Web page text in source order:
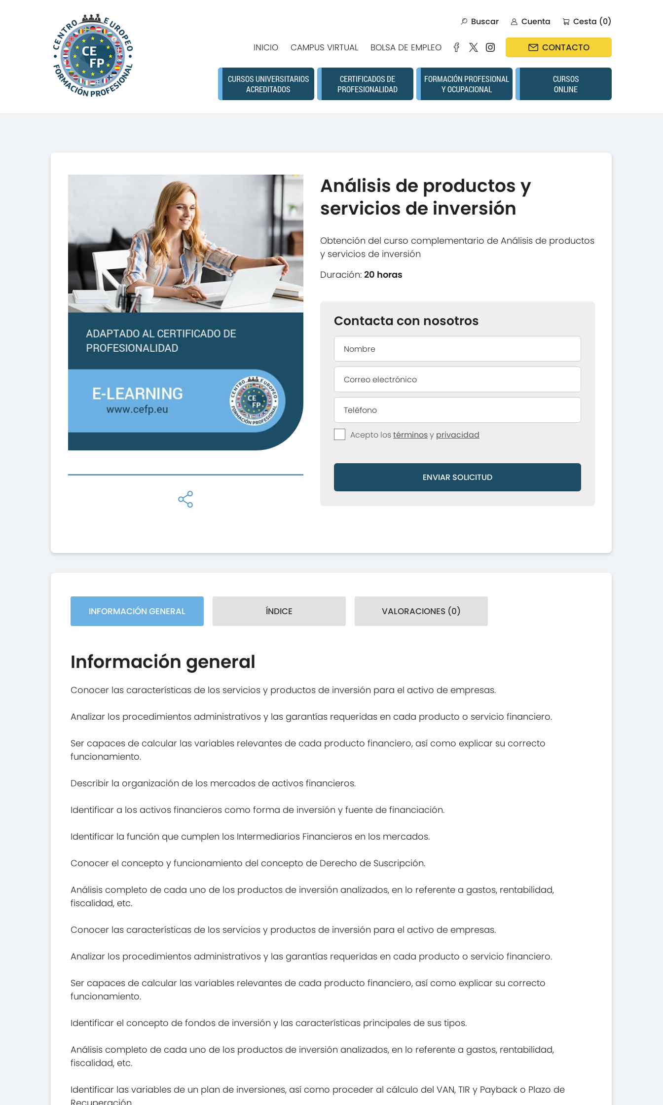
Buscar Cuenta Cesta (0)
INICIO CAMPUS VIRTUAL BOLSA DE EMPLEO CONTACTO
CURSOS UNIVERSITARIOS
ACREDITADOS
CERTIFICADOS DE
PROFESIONALIDAD
FORMACIÓN PROFESIONAL
Y OCUPACIONAL
CURSOS
ONLINE
Análisis de productos y
servicios de inversión
Obtención del curso complementario de Análisis de productos
y servicios de inversión
Duración:20 horas
Contacta con nosotros
Acepto lostérminosy privacidad
ENVIAR SOLICITUD
INFORMACIÓN GENERAL ÍNDICE VALORACIONES (0)
Información general
Conocer las características de los servicios y productos de inversión para el activo de empresas.
Analizar los procedimientos administrativos y las garantías requeridas en cada producto o servicio financiero.
Ser capaces de calcular las variables relevantes de cada producto financiero, así como explicar su correcto
funcionamiento.
Describir la organización de los mercados de activos financieros.
Identificar a los activos financieros como forma de inversión y fuente de financiación.
Identificar la función que cumplen los Intermediarios Financieros en los mercados.
Conocer el concepto y funcionamiento del concepto de Derecho de Suscripción.
Análisis completo de cada uno de los productos de inversión analizados, en lo referente a gastos, rentabilidad,
fiscalidad, etc.
Conocer las características de los servicios y productos de inversión para el activo de empresas.
Analizar los procedimientos administrativos y las garantías requeridas en cada producto o servicio financiero.
Ser capaces de calcular las variables relevantes de cada producto financiero, así como explicar su correcto
funcionamiento.
Identificar el concepto de fondos de inversión y las características principales de sus tipos.
Análisis completo de cada uno de los productos de inversión analizados, en lo referente a gastos, rentabilidad,
fiscalidad, etc.
Identificar las variables de un plan de inversiones, así como proceder al cálculo del VAN, TIR y Payback o Plazo de